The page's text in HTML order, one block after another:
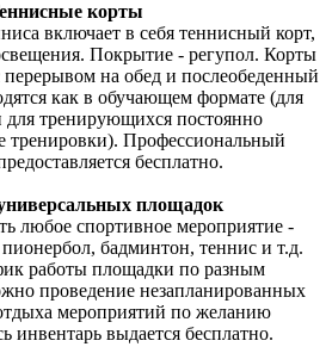
корты
включает в себя теннисный корт,
Покрытие - регупол. Корты
на обед и послеобеденный
как в обучающем формате (для
для тренирующихся постоянно
тренировки). Профессиональный
бесплатно.
площадок
любое спортивное мероприятие -
бадминтон, теннис и т.д.
работы площадки по разным
проведение незапланированных
мероприятий по желанию
выдается бесплатно.